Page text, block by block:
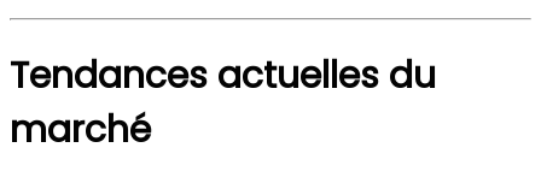
Tendances actuelles du
marché